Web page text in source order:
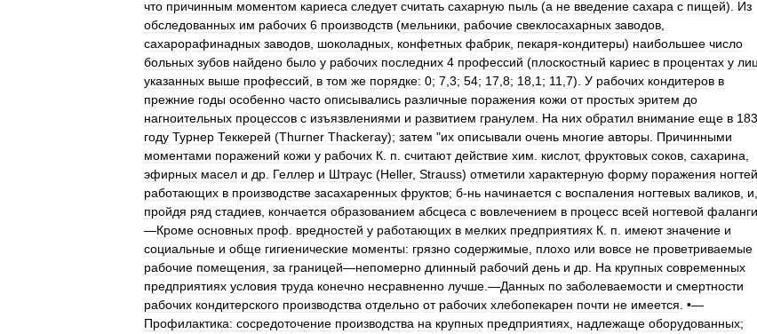
что причинным моментом кариеса следует считать сахарную пыль (а не введение сахара с пищей). Из
обследованных им рабочих 6 производств (мельники рабочие свеклосахарных заводов
сахарорафинадных заводов шоколадных конфетных фабрик пекаря-кондитеры) наибольшее число
больных зубов найдено было у рабочих последних 4 профессий (плоскостный кариес в процентах у лиц
указанных выше профессий в том же порядке: 0; 7 3; 54; 17 8; 18 1 ; 11 7). У рабочих кондитеров в
прежние годы особенно часто описывались различные поражения кожи от простых эритем до
нагноительных процессов с изъязвлениями и развитием гранулем На них обратил внимание еще в
году Турнер Теккерей (Thurner Thackeray); затем "их описывали очень многие авторы Причинными
моментами поражений кожи у рабочих К п считают действие хим кислот, фруктовых соков сахарина
эфирных масел и др Геллер и Штраус (Heller, Strauss) отметили характерную форму поражения ногтей
работающих в производстве засахаренных фруктов; б-нь начинается с воспаления ногтевых валиков и
пройдя ряд стадиев кончается образованием абсцеса с вовлечением в процесс всей ногтевой фаланги
—Кроме основных проф вредностей у работающих в мелких предприятиях К п имеют значение и
социальные и обще гигиенические моменты: грязно содержимые плохо или вовсе не проветриваемые
рабочие помещения за границей—непомерно длинный рабочий день и др На крупных современных
предприятиях условия труда конечно несравненно лучше .—Данных по заболеваемости и смертности
рабочих кондитерского производства отдельно от рабочих хлебопекарен почти не имеется . •—
Профилактика: сосредоточение производства на крупных предприятиях надлежаще оборудованных;